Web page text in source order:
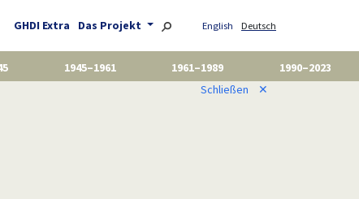
GHDI Extra Das Projekt English Deutsch
1945–1961 1961–1989
1990–2023
Schließen ✕